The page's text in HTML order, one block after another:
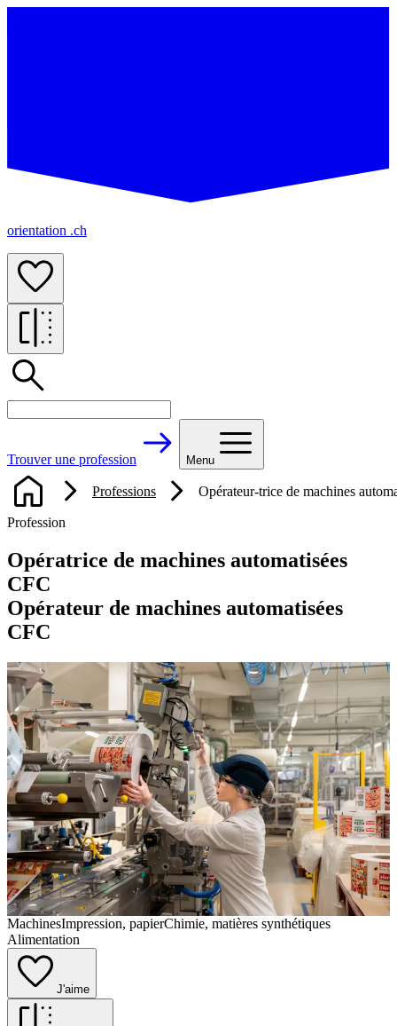
orientation .ch
Trouver une profession Menu
Professions Opérateur-trice de machines
Profession
Opératrice de machines automatisées
CFC
Opérateur de machines automatisées
CFC
MachinesImpression, papierChimie, matières synthétiques
Alimentation
J'aime